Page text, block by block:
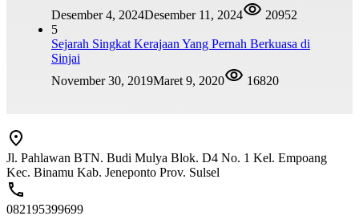
Desember 4, 2024Desember 11, 2024
20952
5
Sejarah Singkat Kerajaan Yang Pernah Berkuasa di
Sinjai
November 30, 2019Maret 9, 2020 16820
Jl. Pahlawan BTN. Budi Mulya Blok. D4 No. 1 Kel. Empoang
Kec. Binamu Kab. Jeneponto Prov. Sulsel
082195399699